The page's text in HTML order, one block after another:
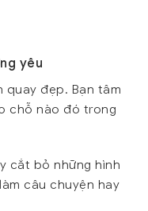
yêu
đẹp. Bạn tâm
chỗ nào đó trong
cắt bỏ những hình
câu chuyện hay